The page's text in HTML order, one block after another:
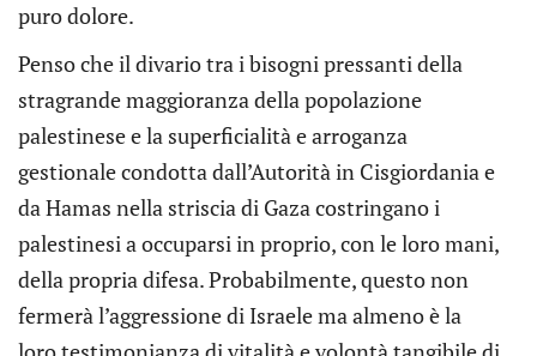
puro dolore.
Penso che il divario tra i bisogni pressanti della
stragrande maggioranza della popolazione
palestinese e la superficialità e arroganza
gestionale condotta dall’Autorità in Cisgiordania e
da Hamas nella striscia di Gaza costringano i
palestinesi a occuparsi in proprio, con le loro mani,
della propria difesa. Probabilmente, questo non
fermerà l’aggressione di Israele ma almeno è la